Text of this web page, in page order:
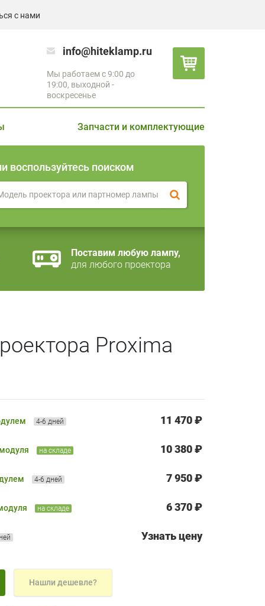
с нами
info@hiteklamp.ru
Мы работаем с 9:00 до
19:00, выходной -
воскресенье
Запчасти и комплектующие
воспользуйтесь поиском
Поставим любую лампу,
для любого проектора
Proxima
4-6 дней 11 470 ₽
на складе 10 380 ₽
4-6 дней 7 950 ₽
на складе 6 370 ₽
Узнать цену
Нашли дешевле?